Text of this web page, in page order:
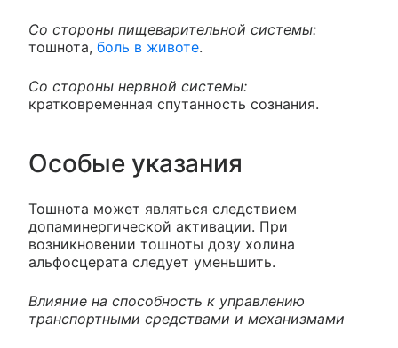
Со стороны пищеварительной системы:
тошнота, боль в животе.
Со стороны нервной системы:
кратковременная спутанность сознания.
Особые указания
Тошнота может являться следствием
допаминергической активации. При
возникновении тошноты дозу холина
альфосцерата следует уменьшить.
Влияние на способность к управлению
транспортными средствами и механизмами